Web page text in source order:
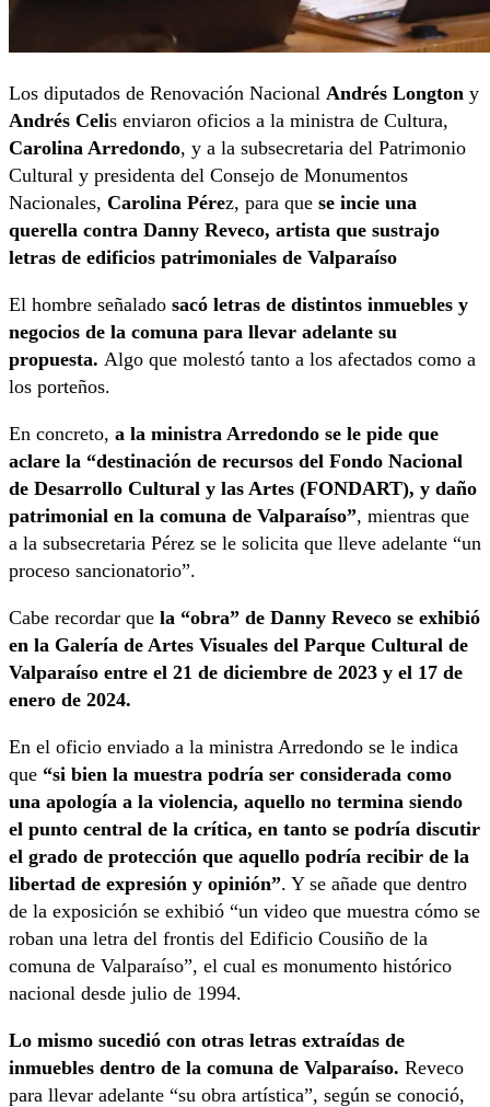
Los diputados de Renovación Nacional Andrés Longton y
Andrés Celis enviaron oficios a la ministra de Cultura,
Carolina Arredondo, y a la subsecretaria del Patrimonio
Cultural y presidenta del Consejo de Monumentos
Nacionales, Carolina Pérez, para que se incie una
querella contra Danny Reveco, artista que sustrajo
letras de edificios patrimoniales de Valparaíso
El hombre señalado sacó letras de distintos inmuebles y
negocios de la comuna para llevar adelante su
propuesta. Algo que molestó tanto a los afectados como a
los porteños.
En concreto, a la ministra Arredondo se le pide que
aclare la “destinación de recursos del Fondo Nacional
de Desarrollo Cultural y las Artes (FONDART), y daño
patrimonial en la comuna de Valparaíso”, mientras que
a la subsecretaria Pérez se le solicita que lleve adelante “un
proceso sancionatorio”.
Cabe recordar que la “obra” de Danny Reveco se exhibió
en la Galería de Artes Visuales del Parque Cultural de
Valparaíso entre el 21 de diciembre de 2023 y el 17 de
enero de 2024.
En el oficio enviado a la ministra Arredondo se le indica
que “si bien la muestra podría ser considerada como
una apología a la violencia, aquello no termina siendo
el punto central de la crítica, en tanto se podría discutir
el grado de protección que aquello podría recibir de la
libertad de expresión y opinión”. Y se añade que dentro
de la exposición se exhibió “un video que muestra cómo se
roban una letra del frontis del Edificio Cousiño de la
comuna de Valparaíso”, el cual es monumento histórico
nacional desde julio de 1994.
Lo mismo sucedió con otras letras extraídas de
inmuebles dentro de la comuna de Valparaíso. Reveco
para llevar adelante “su obra artística”, según se conoció,